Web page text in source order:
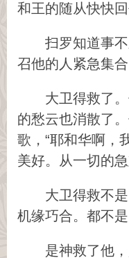
和王的随从快快回
扫罗知道事
召他的人紧急集
大卫得救了
的愁云也消散了
歌，“耶和华啊，
美好。从一切的
大卫得救不
机缘巧合。都不是
是神救了他